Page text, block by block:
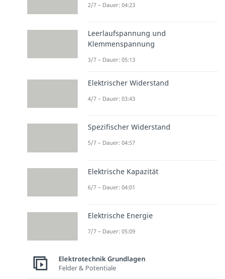
2/7 – Dauer: 04:23
Leerlaufspannung und
Klemmenspannung
3/7 – Dauer: 05:13
Elektrischer Widerstand
4/7 – Dauer: 03:43
Spezifischer Widerstand
5/7 – Dauer: 04:57
Elektrische Kapazität
6/7 – Dauer: 04:01
Elektrische Energie
7/7 – Dauer: 05:09
Elektrotechnik Grundlagen
Felder & Potentiale